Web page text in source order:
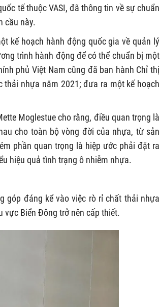
tế thuộc VASI, đã thông tin về sự chuẩn
cầu này.
kế hoạch hành động quốc gia về quản lý
trình hành động để có thể chuẩn bị một
phủ Việt Nam cũng đã ban hành Chỉ thị
nhựa năm 2021; đưa ra một kế hoạch
Moglestue cho rằng, điều quan trọng là
cho toàn bộ vòng đời của nhựa, từ sản
phần quan trọng là hiệp ước phải đặt ra
hiệu quả tình trạng ô nhiễm nhựa.
góp đáng kể vào việc rò rỉ chất thải nhựa
vực Biển Đông trở nên cấp thiết.